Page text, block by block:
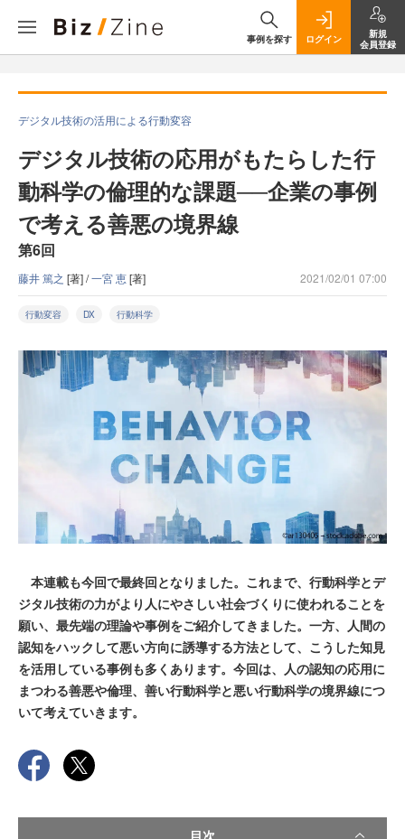
事例を探す ログイン
新規
会員登録
デジタル技術の活用による行動変容
デジタル技術の応用がもたらした行
動科学の倫理的な課題──企業の事例
で考える善悪の境界線
第6回
藤井 篤之 [著] /一宮 恵[著] 2021/02/01 07:00
行動変容 DX 行動科学
本連載も今回で最終回となりました。これまで、行動科学とデ
ジタル技術の力がより人にやさしい社会づくりに使われることを
願い、最先端の理論や事例をご紹介してきました。一方、人間の
認知をハックして悪い方向に誘導する方法として、こうした知見
を活用している事例も多くあります。今回は、人の認知の応用に
まつわる善悪や倫理、善い行動科学と悪い行動科学の境界線につ
いて考えていきます。
目次